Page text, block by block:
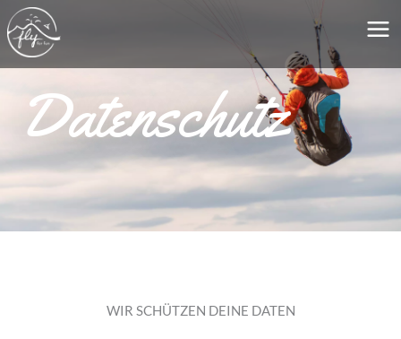
Zum
Inhalt
springen
Datenschutz
WIR SCHÜTZEN DEINE DATEN